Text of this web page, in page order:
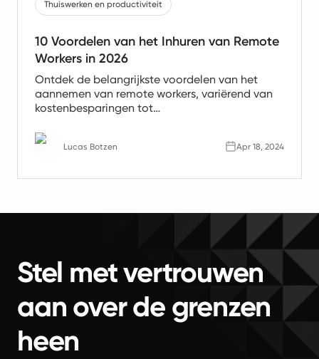
Thuiswerken en productiviteit
10 Voordelen van het Inhuren van Remote
Workers in 2026
Ontdek de belangrijkste voordelen van het
aannemen van remote workers, variërend van
kostenbesparingen tot
remote teams de toekomst van werk zijn.
Lucas Botzen Apr 18, 2024
Stel met vertrouwen
aan over de grenzen
heen